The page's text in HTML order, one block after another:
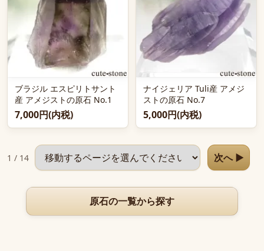
ブラジル エスピリトサント
産 アメジストの原石 No.1
7,000円(内税)
ナイジェリア Tuli産 アメジ
ストの原石 No.7
5,000円(内税)
1 / 14
ページを選択 次へ ▶
原石の一覧から探す